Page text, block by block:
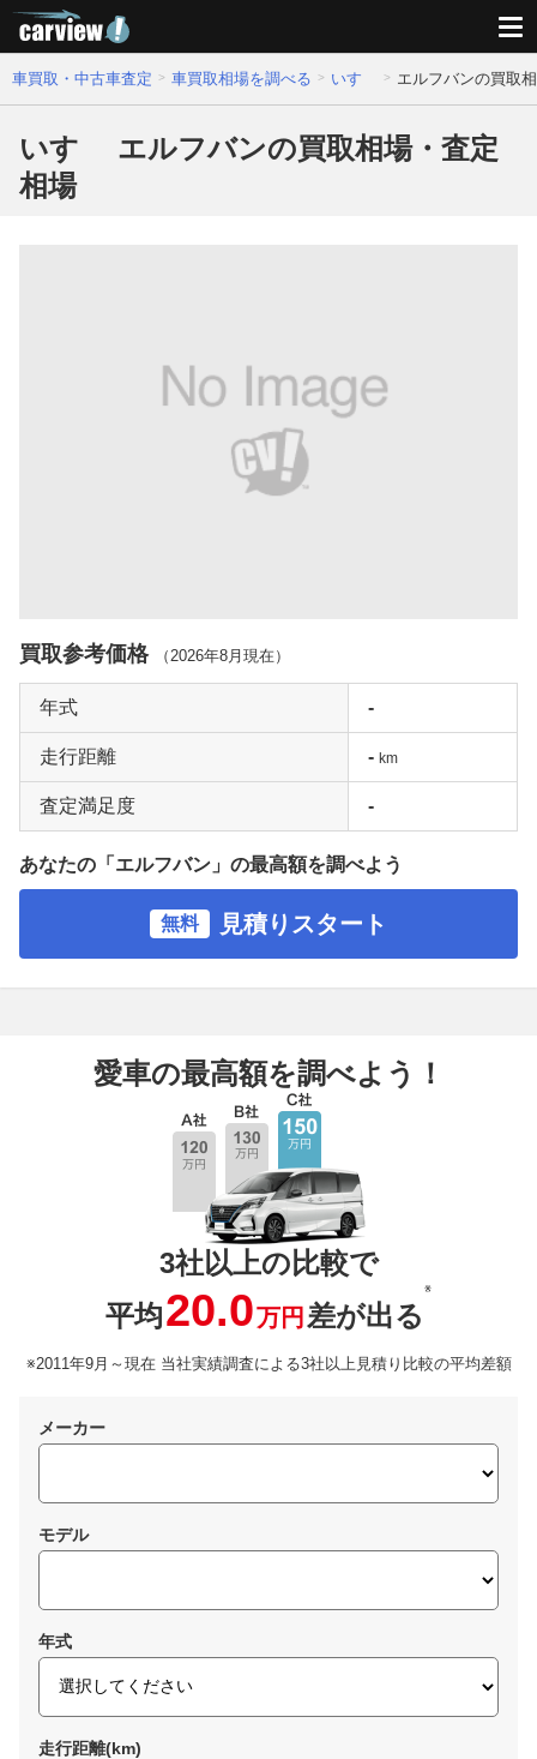
車買取・中古車査定 車買取相場を調べる いすゞ エルフバンの買取
いすゞ エルフバンの買取相場・査定
相場
買取参考価格 （2026年8月 現在）
年式 -
走行距離 - km
査定満足度 -
あなたの「エルフバン」の最高額を調べよう
無料 見積りスタート
愛車の最高額を調べよう！
3社以上の比較で
平均20.0万円 差が出る
※
※2011年9月～現在 当社実績調査による3社以上見積り比較の平均差額
メーカー
モデル
年式
走行距離(km)